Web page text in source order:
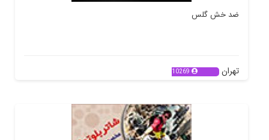
ضد خش گلس
تهران 10269